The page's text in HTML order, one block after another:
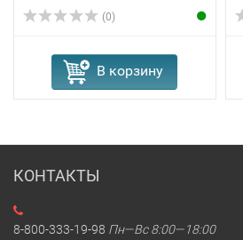
(0)
В корзину
КОНТАКТЫ
8-800-333-19-98 Пн—Вс 8:00—18:00